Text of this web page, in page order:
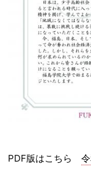
PDF版はこちら